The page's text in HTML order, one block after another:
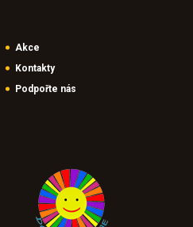
Akce
Kontakty
Podpořte nás